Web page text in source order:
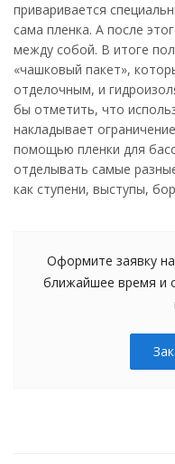
приваривается
сама пленка. А после
между собой. В итоге
«чашковый пакет»,
отделочным, и
бы отметить, что
накладывает
помощью пленки для
отделывать самые
как ступени, выступы,
Оформите заявку
ближайшее время и